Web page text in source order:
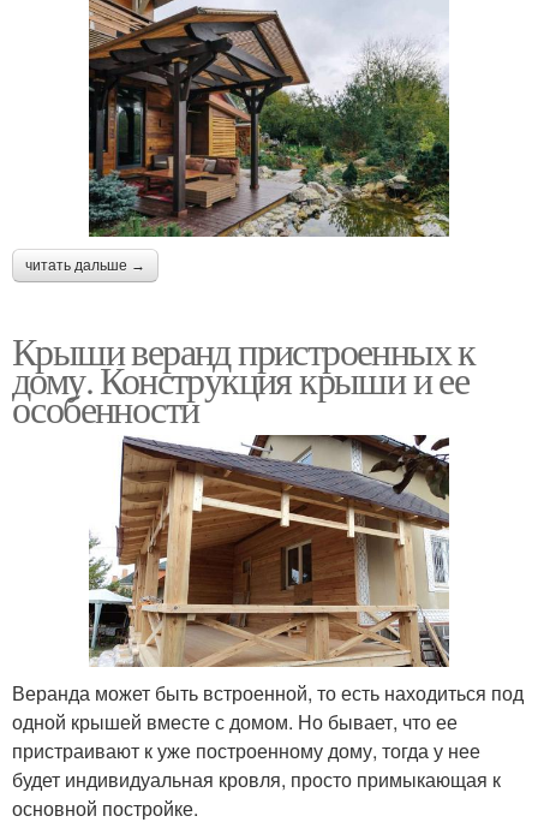
читать дальше →
Крыши веранд пристроенных к
дому. Конструкция крыши и ее
особенности
Веранда может быть встроенной, то есть находиться под
одной крышей вместе с домом. Но бывает, что ее
пристраивают к уже построенному дому, тогда у нее
будет индивидуальная кровля, просто примыкающая к
основной постройке.